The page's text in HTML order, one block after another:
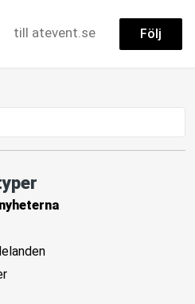
till atevent.se Följ